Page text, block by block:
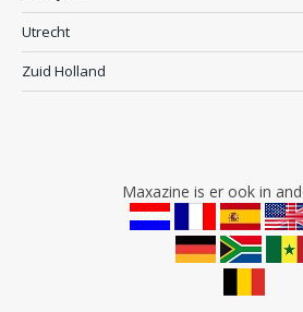
Utrecht
Zuid Holland
Maxazine is er ook in